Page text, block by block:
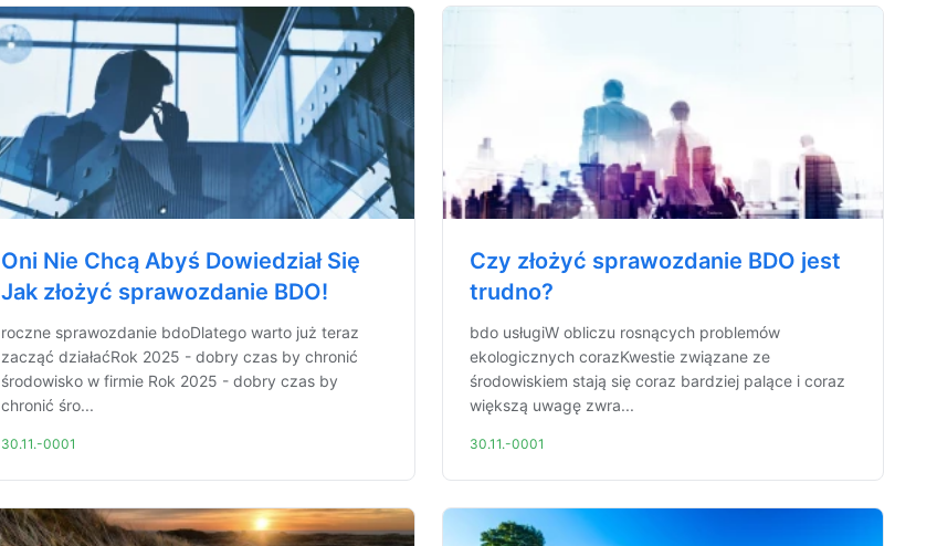
Oni Nie Chcą Abyś Dowiedział Się
Jak złożyć sprawozdanie BDO!
roczne sprawozdanie bdoDlatego warto już teraz
zacząć działaćRok 2025 - dobry czas by chronić
środowisko w firmie Rok 2025 - dobry czas by
chronić śro...
30.11.-0001
Czy złożyć sprawozdanie BDO jest
trudno?
bdo usługiW obliczu rosnących problemów
ekologicznych corazKwestie związane ze
środowiskiem stają się coraz bardziej palące i coraz
większą uwagę zwra...
30.11.-0001